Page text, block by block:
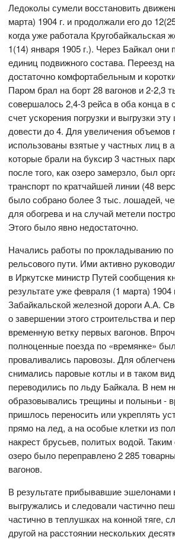
Ледоколы сумели восстановить
марта) 1904 г. и продолжали его до
когда уже работала Кругобайкальская
1(14) января 1905 г.). Через Байкал они
единиц подвижного состава. Переезд
достаточно комфортабельным и
Паром брал на борт 28 вагонов и 2-2,3
совершалось 2,4-3 рейса в оба конца в
счет ускорения погрузки и выгрузки
довести до 4. Для увеличения объемов
использованы взятые у частных лиц в
которые брали на буксир 3 частных
после того, как озеро замерзло, был
транспорт по кратчайшей линии (48
было собрано более 3 тыс. лошадей,
для обогрева и на случай метели
Этого было явно недостаточно.
Начались работы по прокладыванию
рельсового пути. Ими активно
в Иркутске министр Путей сообщения
результате уже февраля (1 марта) 1904
Забайкальской железной дороги А.А.
о завершении этого строительства и
временную ветку первых вагонов.
полноценные поезда по «времянке»
проваливались паровозы. Для
снимались паровые котлы и в таком
переводились по льду Байкала. В нем
образовывались трещины и полыньи -
пришлось переносить или укреплять
прямо на лед, а на особые клетки из
накрест брусьев, политых водой.
озеро было переправлено 2 285
вагонов.
В результате прибывавшие эшелонами
выгружались и следовали частично
частично в теплушках на конной тяге,
другой на расстоянии нескольких